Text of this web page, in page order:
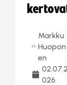
Markku
Huopon
en
02.07.2
026